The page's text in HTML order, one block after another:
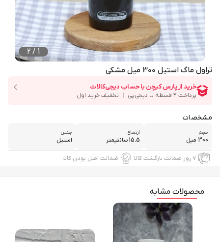
1
/
2
تراول ماگ استیل 300 میل مشکی
مشخصات
حجم
300 میل
ارتفاع
15.5 سانتیمتر
جنس
استیل
۷ روز ضمانت بازگشت کالا ضمانت اصل بودن کالا
محصولات مشابه